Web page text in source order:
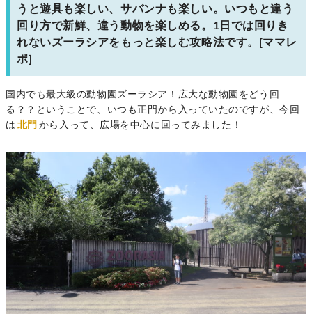
うと遊具も楽しい、サバンナも楽しい。いつもと違う
回り方で新鮮、違う動物を楽しめる。1日では回りき
れないズーラシアをもっと楽しむ攻略法です。[ママレ
ポ]
国内でも最大級の動物園ズーラシア！広大な動物園をどう回
る？？ということで、いつも正門から入っていたのですが、今回
は 北門 から入って、広場を中心に回ってみました！